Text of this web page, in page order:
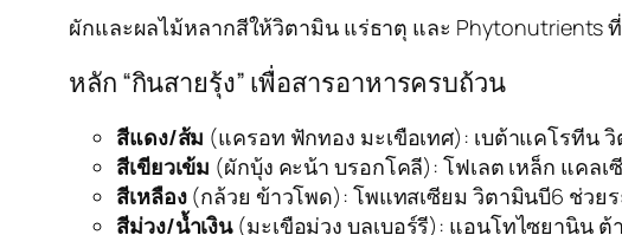
ผักและผลไม้หลากสีให้วิตามิน แร่ธาตุ และ Phytonutrients
หลัก “กินสายรุ้ง” เพื่อสารอาหารครบถ้วน
สีแดง/ส้ม (แครอท ฟักทอง มะเขือเทศ): เบต้าแคโรทีน
สีเขียวเข้ม (ผักบุ้ง คะน้า บรอกโคลี): โฟเลต เหล็ก แคลเ
สีเหลือง(กล้วย ข้าวโพด): โพแทสเซียม วิตามินบี6 ช่วย
สีม่วง/น้ำเงิน(มะเขือม่วง บลูเบอร์รี): แอนโทไซยานิน ต้